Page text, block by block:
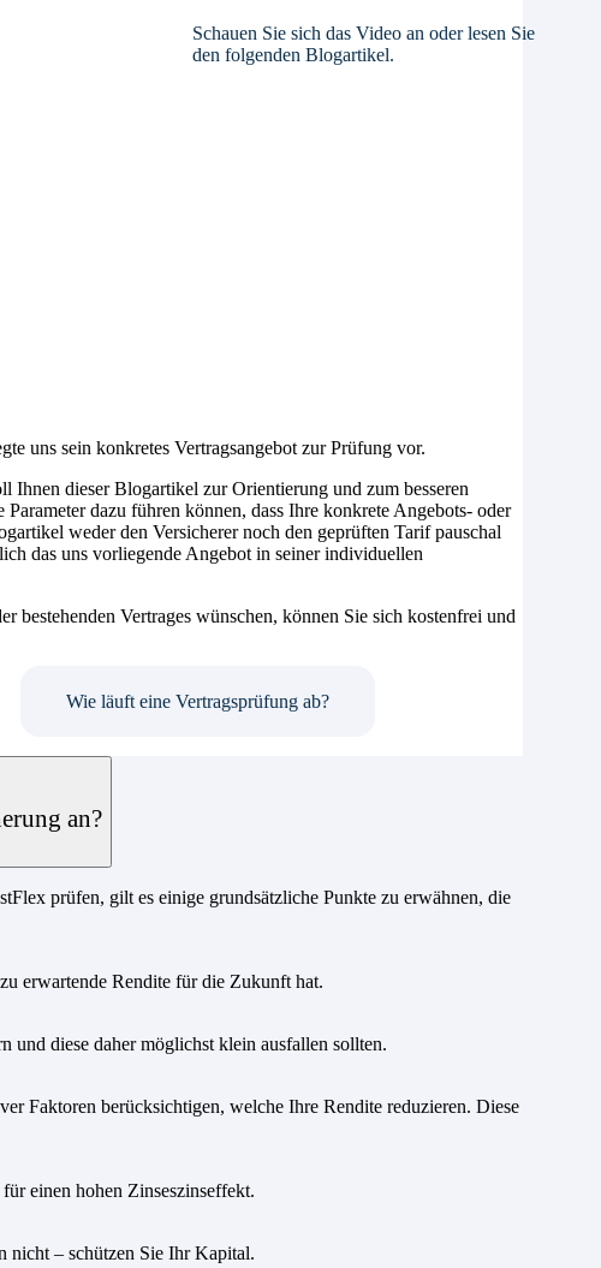
Schauen Sie sich das Video an oder lesen Sie
den folgenden Blogartikel.
uns sein konkretes Vertragsangebot zur Prüfung vor.
Ihnen dieser Blogartikel zur Orientierung und zum besseren
dazu führen können, dass Ihre konkrete Angebots- oder
weder den Versicherer noch den geprüften Tarif pauschal
das uns vorliegende Angebot in seiner individuellen
bestehenden Vertrages wünschen, können Sie sich kostenfrei und
Wie läuft eine Vertragsprüfung ab?
an?
prüfen, gilt es einige grundsätzliche Punkte zu erwähnen, die
erwartende Rendite für die Zukunft hat.
und diese daher möglichst klein ausfallen sollten.
Faktoren berücksichtigen, welche Ihre Rendite reduzieren. Diese
einen hohen Zinseszinseffekt.
nicht – schützen Sie Ihr Kapital.